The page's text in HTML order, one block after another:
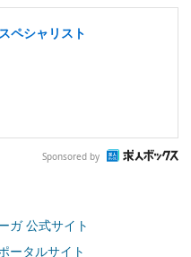
ペシャリスト
Sponsored by
ガ 公式サイト
ータルサイト